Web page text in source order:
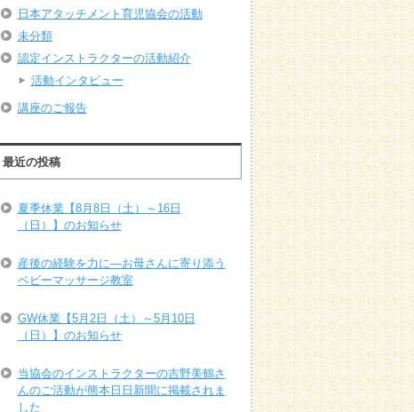
日本アタッチメント育児協会の活動
未分類
認定インストラクターの活動紹介
活動インタビュー
講座のご報告
最近の投稿
夏季休業【8月8日（土）～16日
（日）】のお知らせ
産後の経験を力に―お母さんに寄り添う
ベビーマッサージ教室
GW休業【5月2日（土）～5月10日
（日）】のお知らせ
当協会のインストラクターの吉野美鶴さ
んのご活動が熊本日日新聞に掲載されま
した